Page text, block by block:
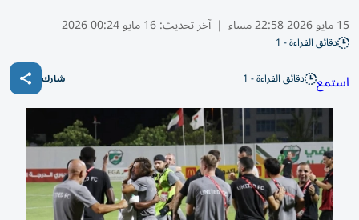
15 مايو 2026 22:58 مساء | آخر تحديث:16 مايو 00:24 2026
دقائق القراءة - 1
استمع دقائق القراءة - 1 شارك